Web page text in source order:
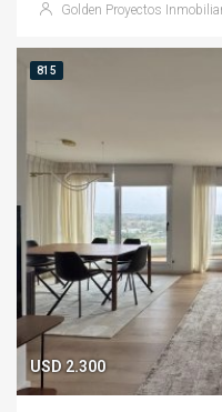
Golden Proyectos
815
USD 2.300